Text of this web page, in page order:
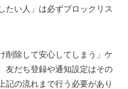
たい人」は必ずブロックリス
削除して安心してしまう」ケ
友だち登録や通知設定はその
記の流れまで行う必要があり